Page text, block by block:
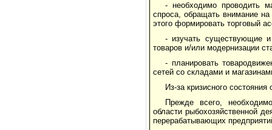
- необходимо проводить
спроса, обращать внимание на
этого формировать торговый
- изучать существующие и
товаров и/или модернизации
- планировать
сетей со складами и
Из-за кризисного
Прежде всего,
области рыбохозяйственной
перерабатывающих